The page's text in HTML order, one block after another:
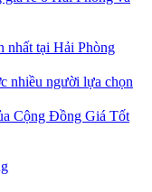
nhất tại Hải Phòng
nhiều người lựa chọn
Cộng Đồng Giá Tốt